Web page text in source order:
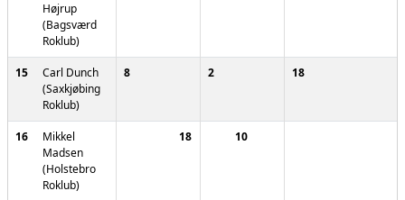
Højrup
(Bagsværd
Roklub)
15
Carl Dunch
(Saxkjøbing
Roklub)
8 2 18
16
Mikkel
Madsen
(Holstebro
Roklub)
18 10